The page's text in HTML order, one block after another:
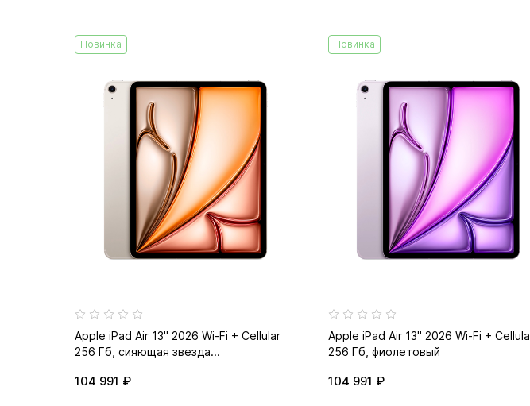
Новинка
Apple iPad Air 13" 2026 Wi-Fi + Cellular
256 Гб, сияющая звезда...
104 991 ₽
Новинка
Apple iPad Air 13" 2026 Wi-Fi +
256 Гб, фиолетовый
104 991 ₽